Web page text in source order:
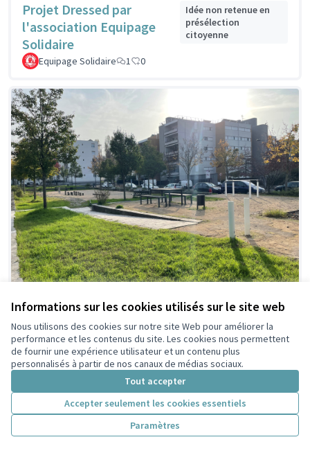
Informations sur les cookies utilisés sur le site web
Nous utilisons des cookies sur notre site Web pour améliorer la
performance et les contenus du site. Les cookies nous permettent
de fournir une expérience utilisateur et un contenu plus
personnalisés à partir de nos canaux de médias sociaux.
Tout accepter
Accepter seulement les cookies essentiels
Paramètres
Projet Dressed par
l'association Equipage
Solidaire
Idée non retenue en
présélection
citoyenne
Equipage Solidaire 1 0
Projet de réaménagement de la
place Germaine Tillion :
Redynamisons notre quartier !
Idée
faisable
Forum réfugiés 1 0